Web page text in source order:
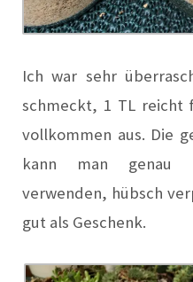
Ich war sehr
schmeckt, 1 TL reicht
vollkommen aus. Die
kann man genau
verwenden, hübsch
gut als Geschenk.